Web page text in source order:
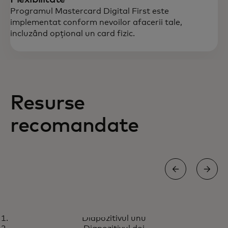
Programul Mastercard Digital First este
implementat conform nevoilor afacerii tale,
incluzând opțional un card fizic.
Resurse
recomandate
Programul de carduri Digital
Află mai multeopens in a new tab
Diapozitivul unu